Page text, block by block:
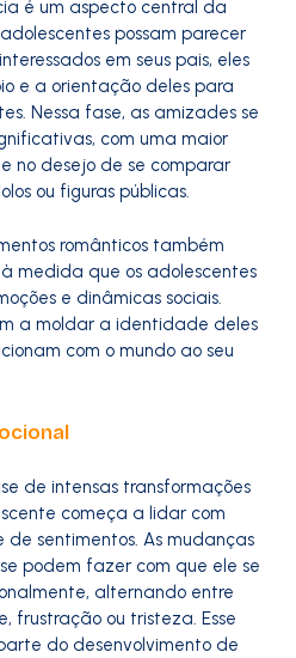
é um aspecto central da
possam parecer
em seus pais, eles
e a orientação deles para
Nessa fase, as amizades se
com uma maior
no desejo de se comparar
ou figuras públicas.
românticos também
medida que os adolescentes
e dinâmicas sociais.
a moldar a identidade deles
com o mundo ao seu
de intensas transformações
começa a lidar com
sentimentos. As mudanças
podem fazer com que ele se
alternando entre
frustração ou tristeza. Esse
do desenvolvimento de